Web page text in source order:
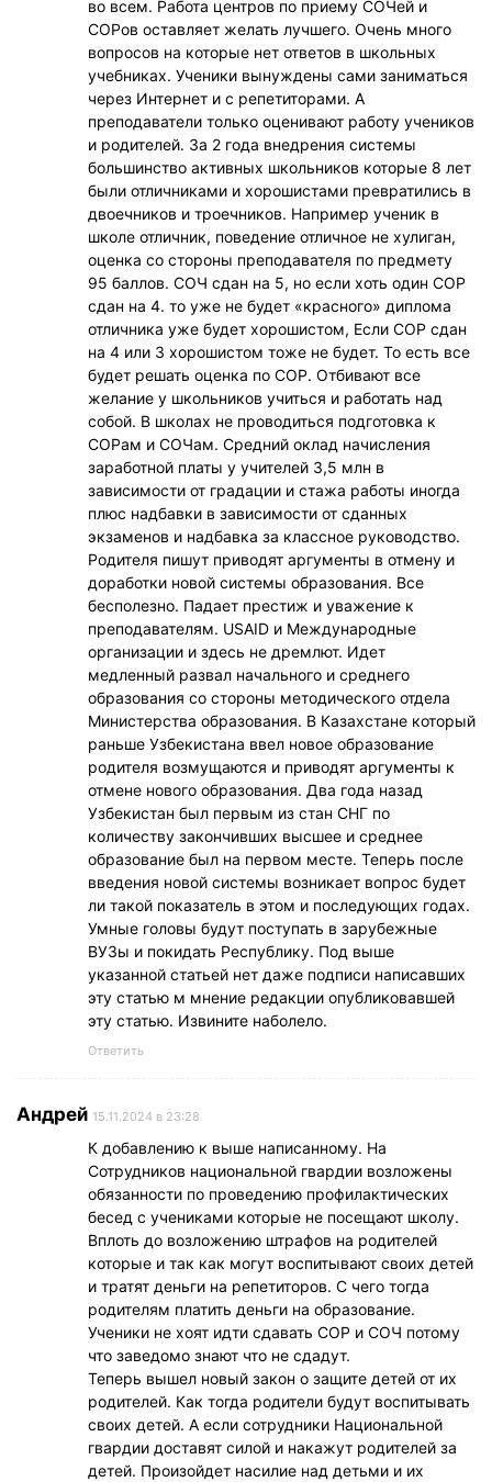
во всем. Работа центров по приему СОЧей и
СОРов оставляет желать лучшего. Очень много
вопросов на которые нет ответов в школьных
учебниках. Ученики вынуждены сами заниматься
через Интернет и с репетиторами. А
преподаватели только оценивают работу учеников
и родителей. За 2 года внедрения системы
большинство активных школьников которые 8 лет
были отличниками и хорошистами превратились в
двоечников и троечников. Например ученик в
школе отличник, поведение отличное не хулиган,
оценка со стороны преподавателя по предмету
95 баллов. СОЧ сдан на 5, но если хоть один СОР
сдан на 4. то уже не будет «красного» диплома
отличника уже будет хорошистом, Если СОР сдан
на 4 или 3 хорошистом тоже не будет. То есть все
будет решать оценка по СОР. Отбивают все
желание у школьников учиться и работать над
собой. В школах не проводиться подготовка к
СОРам и СОЧам. Средний оклад начисления
заработной платы у учителей 3,5 млн в
зависимости от градации и стажа работы иногда
плюс надбавки в зависимости от сданных
экзаменов и надбавка за классное руководство.
Родителя пишут приводят аргументы в отмену и
доработки новой системы образования. Все
бесполезно. Падает престиж и уважение к
преподавателям. USAID и Международные
организации и здесь не дремлют. Идет
медленный развал начального и среднего
образования со стороны методического отдела
Министерства образования. В Казахстане который
раньше Узбекистана ввел новое образование
родителя возмущаются и приводят аргументы к
отмене нового образования. Два года назад
Узбекистан был первым из стан СНГ по
количеству закончивших высшее и среднее
образование был на первом месте. Теперь после
введения новой системы возникает вопрос будет
ли такой показатель в этом и последующих годах.
Умные головы будут поступать в зарубежные
ВУЗы и покидать Республику. Под выше
указанной статьей нет даже подписи написавших
эту статью м мнение редакции опубликовавшей
эту статью. Извините наболело.
Ответить
Андрей 15.11.2024 в 23:28
К добавлению к выше написанному. На
Сотрудников национальной гвардии возложены
обязанности по проведению профилактических
бесед с учениками которые не посещают школу.
Вплоть до возложению штрафов на родителей
которые и так как могут воспитывают своих детей
и тратят деньги на репетиторов. С чего тогда
родителям платить деньги на образование.
Ученики не хоят идти сдавать СОР и СОЧ потому
что заведомо знают что не сдадут.
Теперь вышел новый закон о защите детей от их
родителей. Как тогда родители будут воспитывать
своих детей. А если сотрудники Национальной
гвардии доставят силой и накажут родителей за
детей. Произойдет насилие над детьми и их